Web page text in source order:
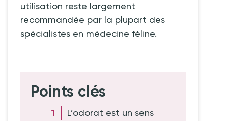
utilisation reste largement
recommandée par la plupart des
spécialistes en médecine féline.
Points clés
L’odorat est un sens